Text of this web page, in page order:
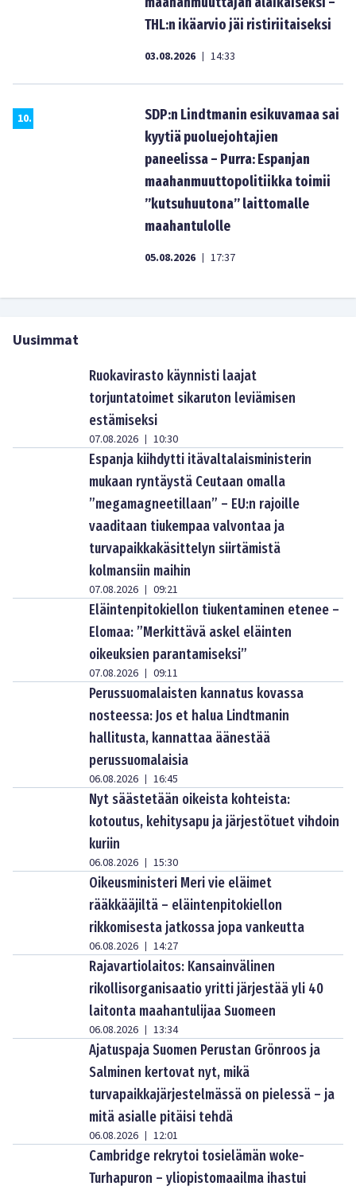
THL:n ikäarvio jäi ristiriitaiseksi
03.08.2026 | 14:33
10.
SDP:n Lindtmanin esikuvamaa sai
kyytiä puoluejohtajien
paneelissa – Purra: Espanjan
maahanmuuttopolitiikka toimii
”kutsuhuutona” laittomalle
maahantulolle
05.08.2026 | 17:37
Uusimmat
Ruokavirasto käynnisti laajat
torjuntatoimet sikaruton leviämisen
estämiseksi
07.08.2026 | 10:30
Espanja kiihdytti itävaltalaisministerin
mukaan ryntäystä Ceutaan omalla
”megamagneetillaan” – EU:n rajoille
vaaditaan tiukempaa valvontaa ja
turvapaikkakäsittelyn siirtämistä
kolmansiin maihin
07.08.2026 | 09:21
Eläintenpitokiellon tiukentaminen etenee –
Elomaa: ”Merkittävä askel eläinten
oikeuksien parantamiseksi”
07.08.2026 | 09:11
Perussuomalaisten kannatus kovassa
nosteessa: Jos et halua Lindtmanin
hallitusta, kannattaa äänestää
perussuomalaisia
06.08.2026 | 16:45
Nyt säästetään oikeista kohteista:
kotoutus, kehitysapu ja järjestötuet vihdoin
kuriin
06.08.2026 | 15:30
Oikeusministeri Meri vie eläimet
rääkkääjiltä – eläintenpitokiellon
rikkomisesta jatkossa jopa vankeutta
06.08.2026 | 14:27
Rajavartiolaitos: Kansainvälinen
rikollisorganisaatio yritti järjestää yli 40
laitonta maahantulijaa Suomeen
06.08.2026 | 13:34
Ajatuspaja Suomen Perustan Grönroos ja
Salminen kertovat nyt, mikä
turvapaikkajärjestelmässä on pielessä – ja
mitä asialle pitäisi tehdä
06.08.2026 | 12:01
Cambridge rekrytoi tosielämän woke-
Turhapuron – yliopistomaailma ihastui